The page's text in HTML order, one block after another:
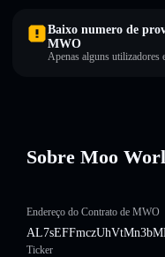
Baixo numero de
MWO
Apenas alguns utilizadores
Sobre Moo
Endereço do Contrato de MWO
Ticker